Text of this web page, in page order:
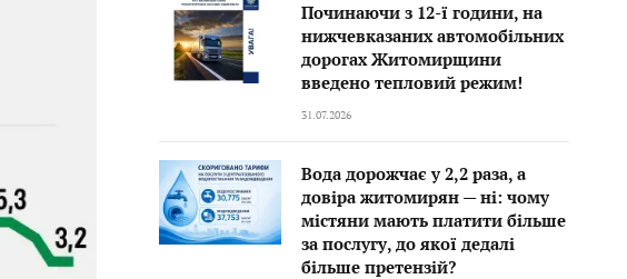
Починаючи з 12-ї години, на
нижчевказаних автомобільних
дорогах Житомирщини
введено тепловий режим!
31.07.2026
Вода дорожчає у 2,2 раза, а
довіра житомирян — ні: чому
містяни мають платити більше
за послугу, до якої дедалі
більше претензій?